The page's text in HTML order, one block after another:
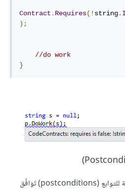
Contract . Requires(! string.
);
//do work
}
يَضمَن اِستخدَام الشروط اللاحقة للتوابع (postconditions) تَوَافُق